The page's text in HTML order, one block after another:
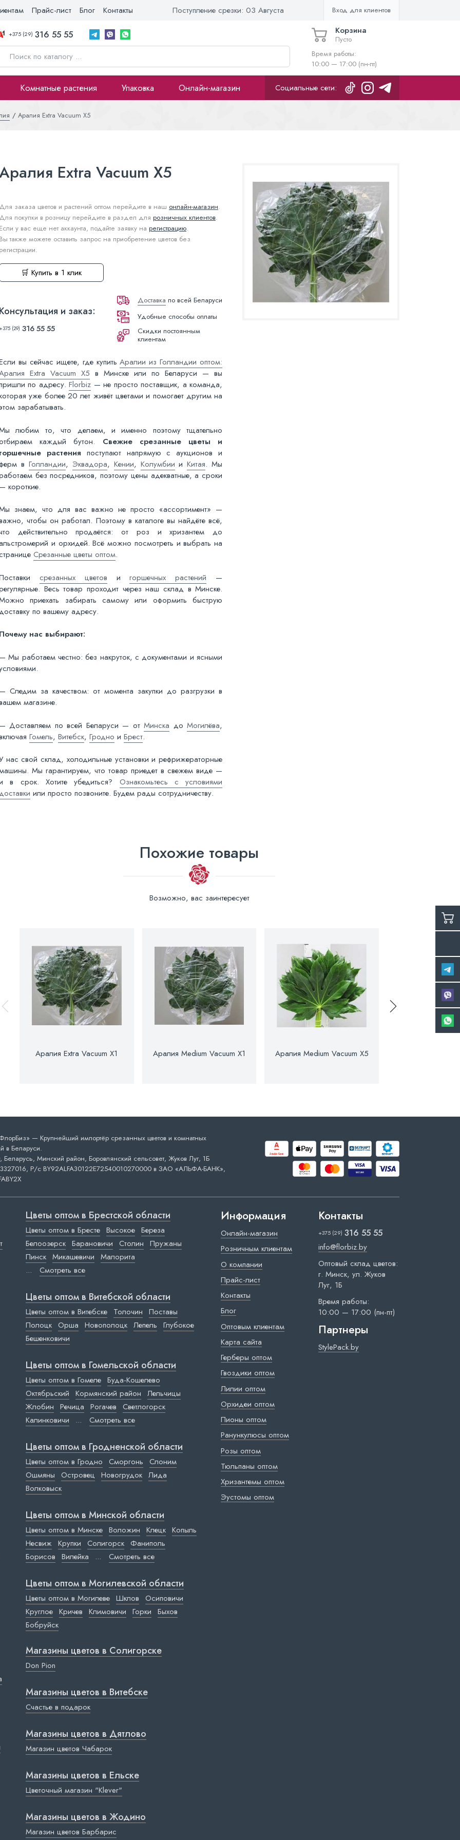
Прайс-лист Блог Контакты Поступление срезки: 03 Августа Вход для клиентов
+375 (29) 316 55 55 Корзина
Пусто
Время работы:
10:00 — 17:00 (пн-пт)
Комнатные растения Упаковка Онлайн-магазин Социальные сети:
Аралия Extra Vacuum X5
Extra Vacuum X5
Для заказа цветов и растений оптом перейдите в наш онлайн-магазин.
Для покупки в розницу перейдите в раздел для розничных клиентов.
Если у вас еще нет аккаунта, подайте заявку на регистрацию.
Вы также можете оставить запрос на приобретение цветов без
регистрации.
🛒 Купить в 1 клик
Консультация и заказ:
+375 (29) 316 55 55
Доставка по всей Беларуси
Удобные способы оплаты
Скидки постоянным
клиентам
вы сейчас ищете, где купитьАралии из Голландии оптом:
Extra Vacuum X5 в Минске или по Беларуси — вы
по адресу.Florbiz — не просто поставщик, а команда,
уже более 20 лет живёт цветами и помогает другим на
зарабатывать.
любим то, что делаем, и именно поэтому тщательно
каждый бутон. Свежие срезанные цветы и
горшечные растения поступают напрямую с аукционов и
в Голландии, Эквадора, Кении, Колумбии иКитая. Мы
без посредников, поэтому цены адекватные, а сроки
— короткие.
знаем, что для вас важно не просто «ассортимент» —
чтобы он работал. Поэтому в каталоге вы найдёте всё,
действительно продаётся: от роз и хризантем до
и орхидей. Всё можно посмотреть и выбрать на
Срезанные цветы оптом.
срезанных цветов игоршечных растений —
Весь товар проходит через наш склад в Минске.
приехать забирать самому или оформить быструю
по вашему адресу.
Почему нас выбирают:
— Мы работаем честно: без накруток, с документами и ясными
— Следим за качеством: от момента закупки до разгрузки в
магазине.
— Доставляем по всей Беларуси — отМинска доМогилёва,
Гомель, Витебск, Гродно и Брест.
нас свой склад, холодильные установки и рефрижераторные
Мы гарантируем, что товар приедет в свежем виде —
в срок. Хотите убедиться? Ознакомьтесь с условиями
или просто позвоните. Будем рады сотрудничеству.
Похожие товары
Возможно, вас заинтересует
Аралия Extra Vacuum X1 Аралия Medium Vacuum X1 Аралия Medium Vacuum X5
— Крупнейший импортёр срезанных цветов и комнатных
в Беларуси.
Минский район, Боровлянский сельсовет, Жуков Луг, 1Б
Р/с BY92ALFA30122E72540010270000 в ЗАО «АЛЬФА-БАНК»,
Цветы оптом в Брестской области
Цветы оптом в Бресте Высокое Береза
Белоозерск Барановичи Столин Пружаны
Пинск Микашевичи Малорита
... Смотреть все
Цветы оптом в Витебской области
Цветы оптом в Витебске Толочин Поставы
Полоцк Орша Новополоцк Лепель Глубокое
Бешенковичи
Цветы оптом в Гомельской области
Цветы оптом в Гомеле Буда-Кошелево
Октябрьский Кормянский район Лельчицы
Жлобин Речица Рогачев Светлогорск
Калинковичи
... Смотреть все
Цветы оптом в Гродненской области
Цветы оптом в Гродно Сморгонь Слоним
Ошмяны Островец Новогрудок Лида
Волковыск
Цветы оптом в Минской области
Цветы оптом в Минске Воложин Клецк Копыль
Несвиж Крупки Солигорск Фаниполь
Борисов Вилейка ... Смотреть все
Цветы оптом в Могилевской области
Цветы оптом в Могилеве Шклов Осиповичи
Круглое Кричев Климовичи Горки Быхов
Бобруйск
Магазины цветов в Cолигорске
Don Pion
Магазины цветов в Витебске
Счастье в подарок
Магазины цветов в Дятлово
Магазин цветов Чабарок
Магазины цветов в Ельске
Цветочный магазин "Klever"
Магазины цветов в Жодино
Магазин цветов Барбарис
Информация
Онлайн-магазин
Розничным клиентам
О компании
Прайс-лист
Контакты
Блог
Оптовым клиентам
Карта сайта
Герберы оптом
Гвоздики оптом
Лилии оптом
Орхидеи оптом
Пионы оптом
Ранункулюсы оптом
Розы оптом
Тюльпаны оптом
Хризантемы оптом
Эустомы оптом
Контакты
+375 (29) 316 55 55
info@florbiz.by
Оптовый склад цветов:
г. Минск, ул. Жуков
Луг, 1Б
Время работы:
10:00 — 17:00 (пн-пт)
Партнеры
StylePack.by